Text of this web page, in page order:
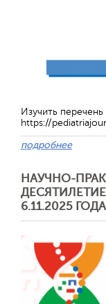
Изучить
https://
подробнее
НАУЧНО-
6.11.2025 ГОДА